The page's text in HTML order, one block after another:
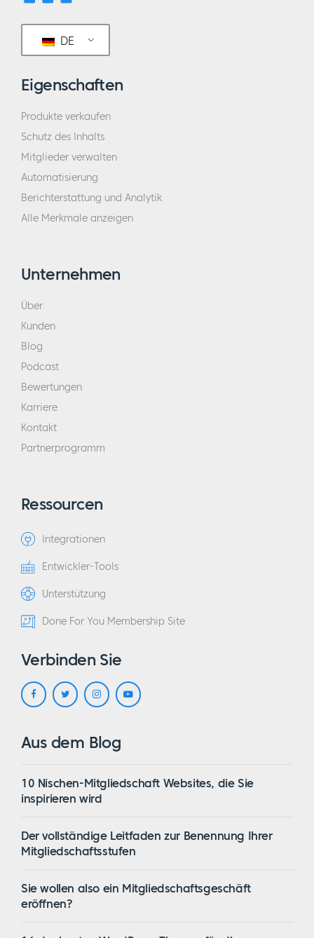
DE
Eigenschaften
Produkte verkaufen
Schutz des Inhalts
Mitglieder verwalten
Automatisierung
Berichterstattung und Analytik
Alle Merkmale anzeigen
Unternehmen
Über
Kunden
Blog
Podcast
Bewertungen
Karriere
Kontakt
Partnerprogramm
Ressourcen
Integrationen
Entwickler-Tools
Unterstützung
Done For You Membership Site
Verbinden Sie
Aus dem Blog
10 Nischen-Mitgliedschaft Websites, die Sie
inspirieren wird
Der vollständige Leitfaden zur Benennung Ihrer
Mitgliedschaftsstufen
Sie wollen also ein Mitgliedschaftsgeschäft
eröffnen?